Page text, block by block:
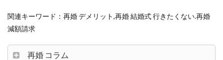
関連キーワード：再婚 デメリット,再婚 結婚式 行きたくない.再婚
減額請求
再婚 コラム